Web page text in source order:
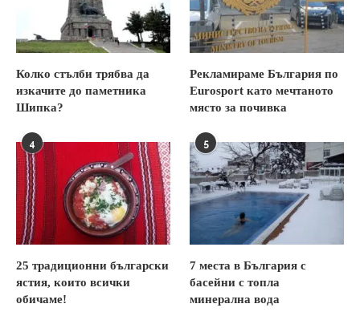
Колко стълби трябва да
изкачите до паметника
Шипка?
Рекламираме България по
Eurosport като мечтаното
място за почивка
4
25 традиционни български
ястия, които всички
обичаме!
5
7 места в България с
басейни с топла
минерална вода